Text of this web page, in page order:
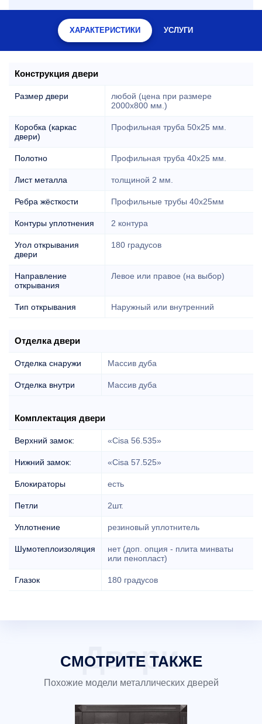
ХАРАКТЕРИСТИКИ УСЛУГИ
Конструкция двери
Размер двери
любой (цена при размере
2000x800 мм.)
Коробка (каркас
двери)
Профильная труба 50х25 мм.
Полотно Профильная труба 40х25 мм.
Лист металла толщиной 2 мм.
Ребра жёсткости Профильные трубы 40х25мм
Контуры уплотнения 2 контура
Угол открывания
двери
180 градусов
Направление
открывания
Левое или правое (на выбор)
Тип открывания Наружный или внутренний
Отделка двери
Отделка снаружи Массив дуба
Отделка внутри Массив дуба
Комплектация двери
Верхний замок: «Cisa 56.535»
Нижний замок: «Cisa 57.525»
Блокираторы есть
Петли 2шт.
Уплотнение резиновый уплотнитель
Шумотеплоизоляция
нет (доп. опция - плита минваты
или пенопласт)
Глазок 180 градусов
СМОТРИТЕ ТАКЖЕ
Похожие модели металлических дверей